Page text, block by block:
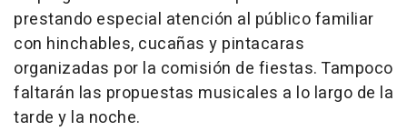
prestando especial atención al público familiar
con hinchables, cucañas y pintacaras
organizadas por la comisión de fiestas. Tampoco
faltarán las propuestas musicales a lo largo de la
tarde y la noche.